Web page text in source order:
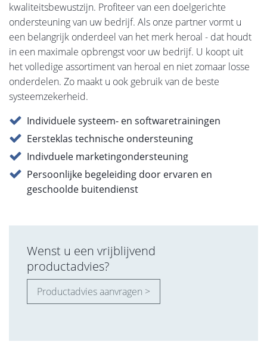
kwaliteitsbewustzijn. Profiteer van een doelgerichte
ondersteuning van uw bedrijf. Als onze partner vormt u
een belangrijk onderdeel van het merk heroal - dat houdt
in een maximale opbrengst voor uw bedrijf. U koopt uit
het volledige assortiment van heroal en niet zomaar losse
onderdelen. Zo maakt u ook gebruik van de beste
systeemzekerheid.
Individuele systeem- en softwaretrainingen
Eersteklas technische ondersteuning
Indivduele marketingondersteuning
Persoonlijke begeleiding door ervaren en
geschoolde buitendienst
Wenst u een vrijblijvend
productadvies?
Productadvies aanvragen >